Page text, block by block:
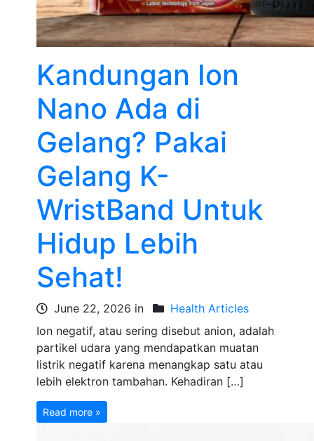
Kandungan Ion
Nano Ada di
Gelang? Pakai
Gelang K-
WristBand Untuk
Hidup Lebih
Sehat!
June 22, 2026 in
Health Articles
Ion negatif, atau sering disebut anion, adalah
partikel udara yang mendapatkan muatan
listrik negatif karena menangkap satu atau
lebih elektron tambahan. Kehadiran […]
Read more »